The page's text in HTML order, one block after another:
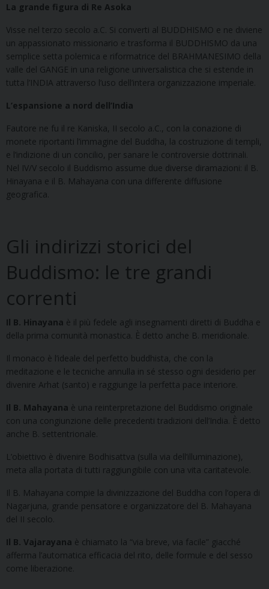
La grande figura di Re Asoka
Visse nel terzo secolo a.C. Si converti al BUDDHISMO e ne diviene
un appassionato missionario e trasforma il BUDDHISMO da una
semplice setta polemica e riformatrice del BRAHMANESIMO della
valle del GANGE in una religione universalistica che si estende in
tutta l’INDIA attraverso l’uso dell’intera organizzazione imperiale.
L’espansione a nord dell’India
Fautore ne fu il re Kaniska, II secolo a.C., con la conazione di
monete riportanti l’immagine del Buddha, la costruzione di templi,
e l’indizione di un concilio, per sanare le controversie dottrinali.
Nel IV/V secolo il Buddismo assume due diverse diramazioni: il B.
Hinayana e il B. Mahayana con una differente diffusione
geografica.
Gli indirizzi storici del
Buddismo: le tre grandi
correnti
Il B. Hinayana è il più fedele agli insegnamenti diretti di Buddha e
della prima comunità monastica. È detto anche B. meridionale.
Il monaco è l’ideale del perfetto buddhista, che con la
meditazione e le tecniche annulla in sé stesso ogni desiderio per
divenire Arhat (santo) e raggiunge la perfetta pace interiore.
Il B. Mahayana è una reinterpretazione del Buddismo originale
con una congiunzione delle precedenti tradizioni dell’India. È detto
anche B. settentrionale.
L’obiettivo è divenire Bodhisattva (sulla via dell’illuminazione),
meta alla portata di tutti raggiungibile con una vita caritatevole.
Il B. Mahayana compie la divinizzazione del Buddha con l’opera di
Nagarjuna, grande pensatore e organizzatore del B. Mahayana
del II secolo.
Il B. Vajarayana è chiamato la “via breve, via facile” giacché
afferma l’automatica efficacia del rito, delle formule e del sesso
come liberazione.